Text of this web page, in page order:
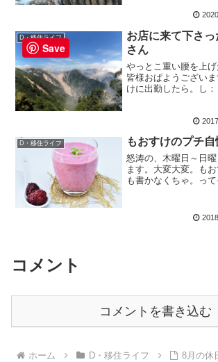
D・移住ライフ
お店に来て下さ
さん
やっとこ重い腰を上げ
皆様おぱようござい
けに出勤したら。し：
さんとな？はて誰だ
D・移住ライフ もおすけのプチ自
怒涛の、木曜日～日
ます。大変大変。も
も書かなくちゃ。っ
って、ココでその流
コメント
コメントを書き込む
ホーム D・移住ライフ
8月の休
Save